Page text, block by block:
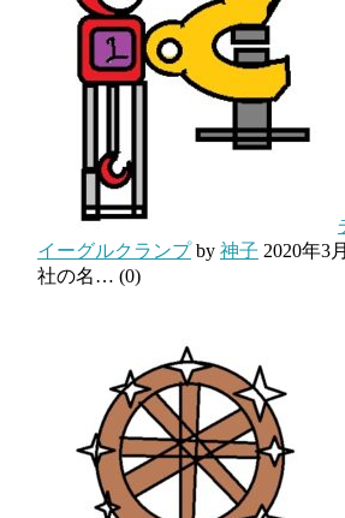
イーグルクランプby 神子 2020年3
社の名… (0)